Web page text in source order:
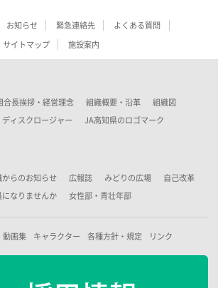
お知らせ 緊急連絡先 よくある質問
サイトマップ 施設案内
合長挨拶・経営理念 組織概要・沿革 組織図
ィスクロージャー JA高知県のロゴマーク
からのお知らせ 広報誌 みどりの広場 自己改革
になりませんか 女性部・青壮年部
動画集 キャラクター 各種方針・規定 リンク